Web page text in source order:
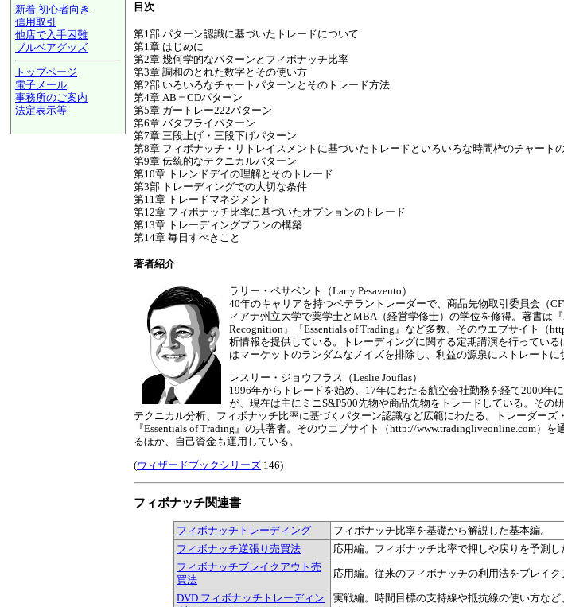
新着 初心者向き
信用取引
他店で入手困難
ブルベアグッズ
トップページ
電子メール
事務所のご案内
法定表示等
目次
第1部 パターン認識に基づいたトレードについて
第1章 はじめに
第2章 幾何学的なパターンとフィボナッチ比率
第3章 調和のとれた数字とその使い方
第2部 いろいろなチャートパターンとそのトレード方法
第4章 AB＝CDパターン
第5章 ガートレー222パターン
第6章 バタフライパターン
第7章 三段上げ・三段下げパターン
第8章 フィボナッチ・リトレイスメントに基づいたトレードといろいろな時間枠のチャート
第9章 伝統的なテクニカルパターン
第10章 トレンドデイの理解とそのトレード
第3部 トレーディングでの大切な条件
第11章 トレードマネジメント
第12章 フィボナッチ比率に基づいたオプションのトレード
第13章 トレーディングプランの構築
第14章 毎日すべきこと
著者紹介
ラリー・ペサベント（Larry Pesavento）
40年のキャリアを持つベテラントレーダーで、商品先物取引委員会（
ィアナ州立大学で薬学士とMBA（経営学修士）の学位を修得。著書は
Recognition』『Essentials of Trading』など多数。そのウエブサイト（
析情報を提供している。トレーディングに関する定期講演を行ってい
はマーケットのランダムなノイズを排除し、利益の源泉にストレートに
レスリー・ジョウフラス（Leslie Jouflas）
1996年からトレードを始め、17年にわたる航空会社勤務を経て2000
が、現在は主にミニS&P500先物や商品先物をトレードしている。そ
テクニカル分析、フィボナッチ比率に基づくパターン認識など広範にわたる。トレーダー
『Essentials of Trading』の共著者。そのウエブサイト（http://www.tradingliveonline.com）
るほか、自己資金も運用している。
(ウィザードブックシリーズ 146)
フィボナッチ関連書
フィボナッチトレーディング
フィボナッチ比率を基礎から解説した基本編。
フィボナッチ逆張り売買法
応用編。フィボナッチ比率で押しや戻りを予測
フィボナッチブレイクアウト売
買法
応用編。従来のフィボナッチの利用法をブレイ
DVD フィボナッチトレーディン
実戦編。時間目標の支持線や抵抗線の使い方な